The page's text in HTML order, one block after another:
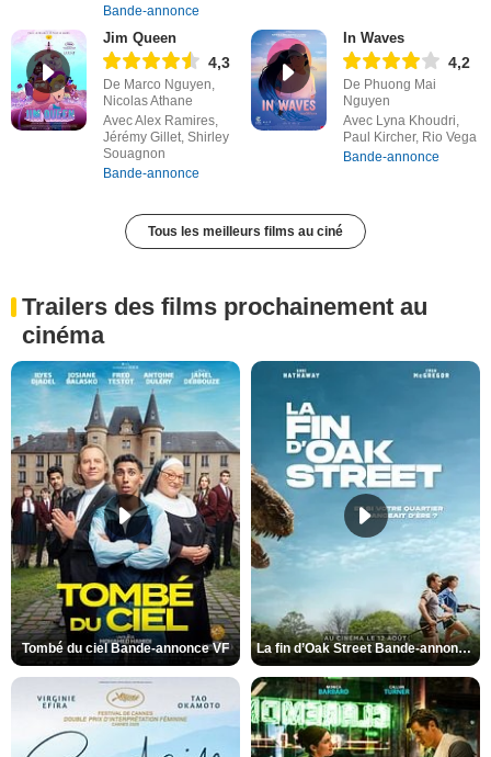
Bande-annonce
Jim Queen
4,3
De Marco Nguyen,
Nicolas Athane
Avec Alex Ramires,
Jérémy Gillet, Shirley
Souagnon
Bande-annonce
In Waves
4,2
De Phuong Mai
Nguyen
Avec Lyna Khoudri,
Paul Kircher, Rio Vega
Bande-annonce
Tous les meilleurs films au ciné
Trailers des films prochainement au
cinéma
Tombé du ciel Bande-annonce VF La fin d’Oak Street Bande-annonce VO STFR